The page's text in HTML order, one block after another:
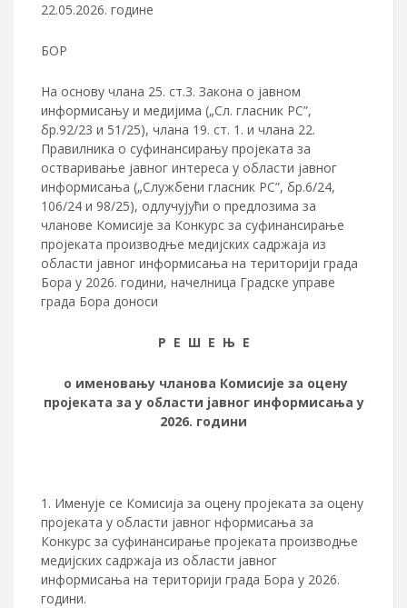
22.05.2026. године
БОР
На основу члана 25. ст.3. Закона о јавном
информисању и медијима („Сл. гласник РС”,
бр.92/23 и 51/25), члана 19. ст. 1. и члана 22.
Правилника о суфинансирању пројеката за
остваривање јавног интереса у области јавног
информисања („Службени гласник РС”, бр.6/24,
106/24 и 98/25), одлучујући о предлозима за
чланове Комисије за Конкурс за суфинансирање
проjеката производње медијских садржаја из
области јавног информисања на територији града
Бора у 2026. години, начелница Градске управе
града Бора доноси
Р Е Ш Е Њ Е
о именовању чланова Комисије за оцену
пројеката за у области јавног информисања у
2026. години
Именује се Комисија за оцену пројеката за оцену
пројеката у области јавног нформисања за
Конкурс за суфинансирање проjеката производње
медијских садржаја из области јавног
информисања на територији града Бора у 2026.
години.